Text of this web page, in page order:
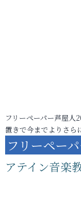
フリーペーパー芦屋人
置きで今までよりさ
フリーペー
アテイン音楽